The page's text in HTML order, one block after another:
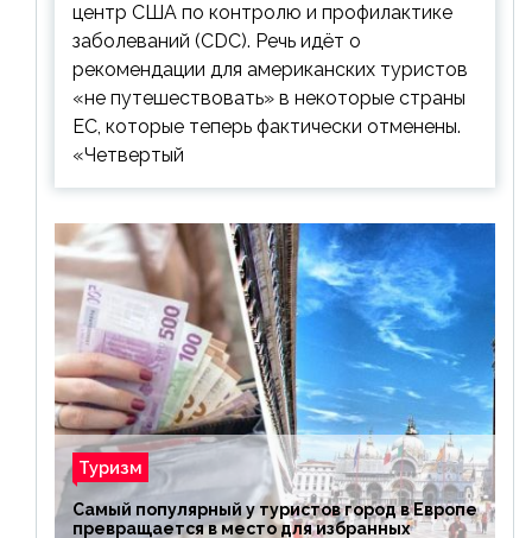
центр США по контролю и профилактике
заболеваний (CDC). Речь идёт о
рекомендации для американских туристов
«не путешествовать» в некоторые страны
ЕС, которые теперь фактически отменены.
«Четвертый
Туризм
Самый популярный у туристов город в Европе
превращается в место для избранных